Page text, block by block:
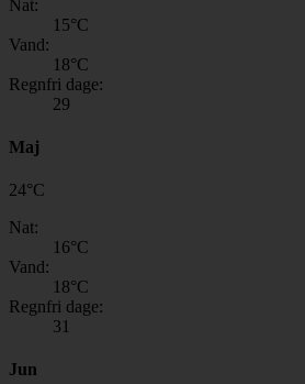
Nat:
15°C
Vand:
18°C
Regnfri dage:
29
Maj
24°C
Nat:
16°C
Vand:
18°C
Regnfri dage:
31
Jun